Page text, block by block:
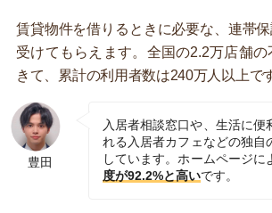
賃貸物件を借りるときに必要な、連帯
受けてもらえます。全国の2.2万店舗
きて、累計の利用者数は240万人以上で
豊田
入居者相談窓口や、生活に便
れる入居者カフェなどの独自
しています。ホームページに
度が92.2%と高いです。